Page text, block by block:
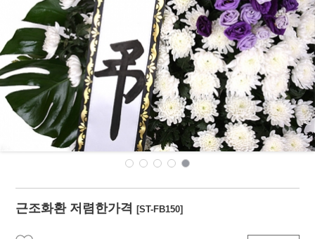
근조화환 저렴한가격[ST-FB150]